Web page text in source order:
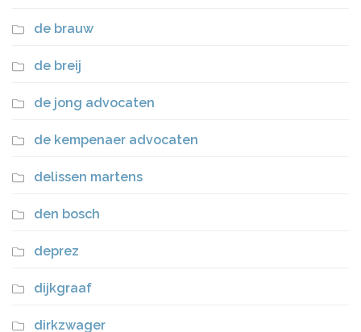
de brauw
de breij
de jong advocaten
de kempenaer advocaten
delissen martens
den bosch
deprez
dijkgraaf
dirkzwager